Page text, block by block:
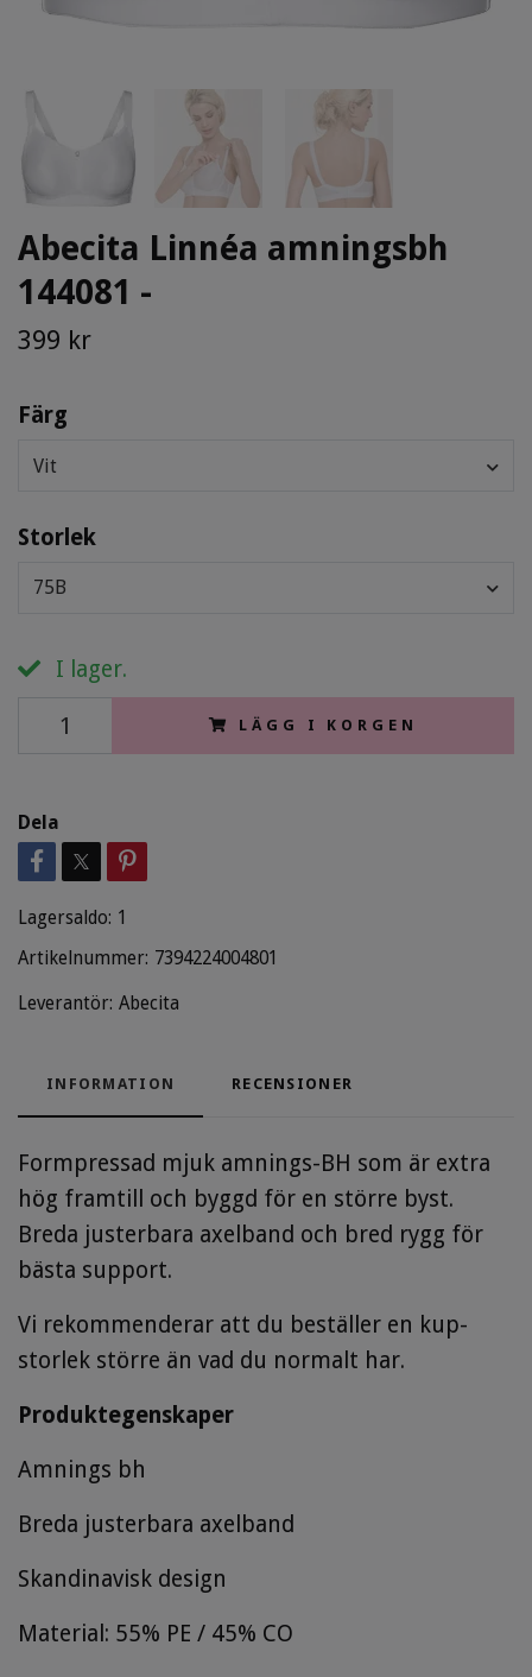
Abecita Linnéa amningsbh
144081 -
399 kr
Färg
Vit
Storlek
75B
I lager.
LÄGG I KORGEN
Dela
Lagersaldo: 1
Artikelnummer: 7394224004801
Leverantör: Abecita
INFORMATION RECENSIONER
Formpressad mjuk amnings-BH som är extra
hög framtill och byggd för en större byst.
Breda justerbara axelband och bred rygg för
bästa support.
Vi rekommenderar att du beställer en kup-
storlek större än vad du normalt har.
Produktegenskaper
Amnings bh
Breda justerbara axelband
Skandinavisk design
Material: 55% PE / 45% CO